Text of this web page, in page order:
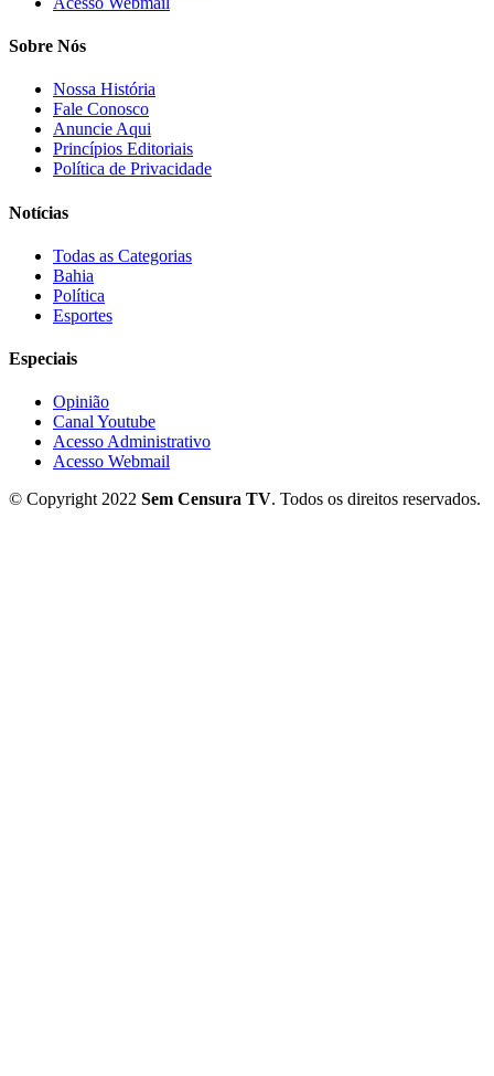
Sobre Nós
Nossa História
Fale Conosco
Anuncie Aqui
Princípios Editoriais
Política de Privacidade
Notícias
Todas as Categorias
Bahia
Política
Esportes
Especiais
Opinião
Canal Youtube
Acesso Administrativo
Acesso Webmail
© Copyright 2022 Sem Censura TV. Todos os direitos reservados.